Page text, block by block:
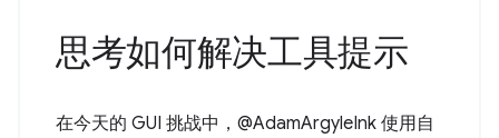
思考如何解决工具提示
在今天的 GUI 挑战中，@AdamArgyleInk 使用自